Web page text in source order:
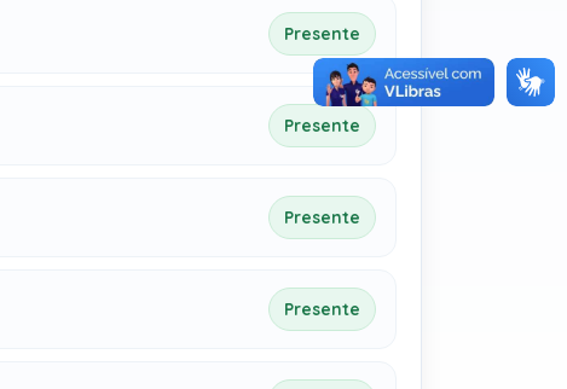
Presente
Presente
Presente
Presente